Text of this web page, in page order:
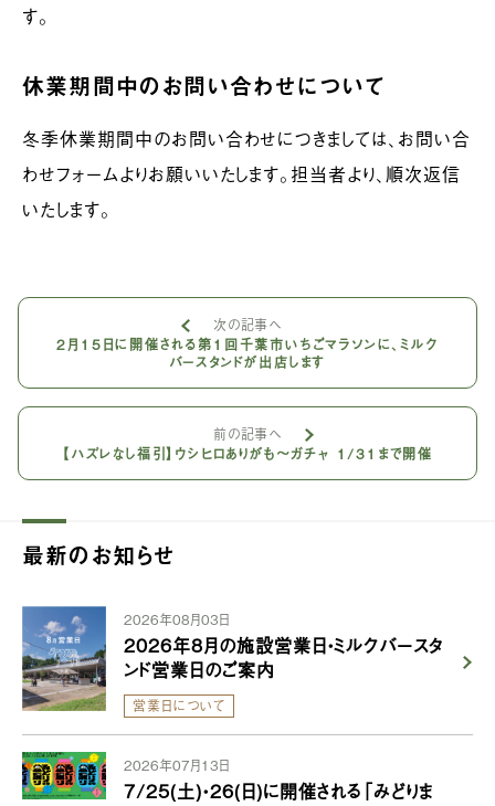
す。
休業期間中のお問い合わせについて
冬季休業期間中のお問い合わせにつきましては、お問い合
わせフォームよりお願いいたします。担当者より、順次返信
いたします。
次の記事へ
2月15日に開催される第1回千葉市いちごマラソンに、ミルク
バースタンドが出店します
前の記事へ
【ハズレなし福引】ウシヒロありがも〜ガチャ 1/31まで開催
最新のお知らせ
2026年08月03日
2026年8月の施設営業日・ミルクバースタ
ンド営業日のご案内
営業日について
2026年07月13日
7/25(土)・26(日)に開催される「みどりま